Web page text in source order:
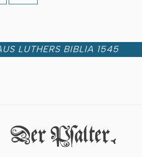
LUTHERS BIBLIA 1545
Der Pſalter.